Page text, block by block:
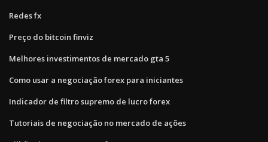
Redes fx
Preço do bitcoin finviz
Melhores investimentos de mercado gta 5
Como usar a negociação forex para iniciantes
Indicador de filtro supremo de lucro forex
Tutoriais de negociação no mercado de ações